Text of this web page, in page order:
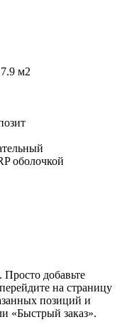
м2
оболочкой
добавьте
на страницу
позиций и
«Быстрый заказ».